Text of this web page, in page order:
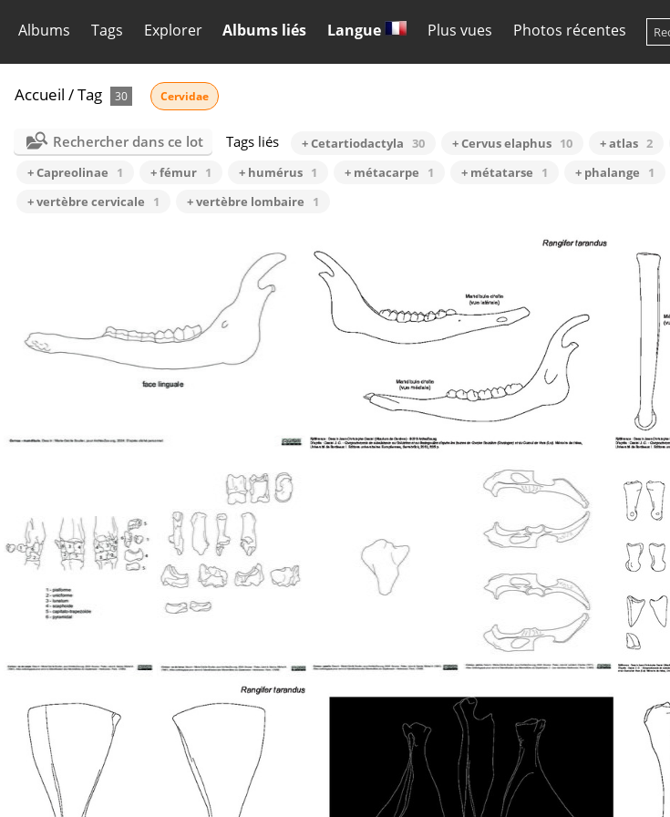
Albums Tags Explorer Albums liés Langue Plus vues Photos récentes
Accueil /Tag 30 Cervidae
Rechercher dans ce lot Tags liés + Cetartiodactyla 30 + Cervus elaphus 10 + atlas 2
+ Capreolinae
1 + fémur 1 + humérus 1 + métacarpe 1 + métatarse 1 + phalange 1
+ vertèbre cervicale
1 + vertèbre lombaire 1
Mandibule Mandibule
Os du carpe Os du tarse Patella Pelvis